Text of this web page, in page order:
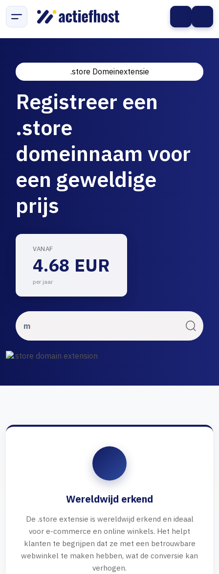
.store Domeinextensie
Registreer een
.store
domeinnaam voor
een geweldige
prijs
VANAF
4.68 EUR
per jaar
Wereldwijd erkend
De .store extensie is wereldwijd erkend en ideaal
voor e-commerce en online winkels. Het helpt
klanten te begrijpen dat ze met een betrouwbare
webwinkel te maken hebben, wat de conversie kan
verhogen.